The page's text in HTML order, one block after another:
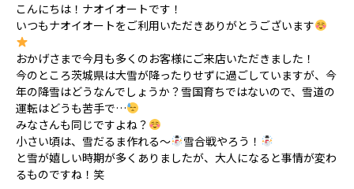
こんにちは！ナオイオートです！
いつもナオイオートをご利用いただきありがとうございます
おかげさまで今月も多くのお客様にご来店いただきました！
今のところ茨城県は大雪が降ったりせずに過ごしていますが、今
年の降雪はどうなんでしょうか？雪国育ちではないので、雪道の
運転はどうも苦手で…
みなさんも同じですよね？
小さい頃は、雪だるま作れる～
雪合戦やろう！
と雪が嬉しい時期が多くありましたが、大人になると事情が変わ
るものですね！笑